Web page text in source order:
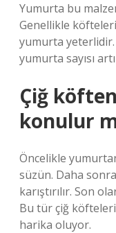
Yumurta bu
Genellikle
yumurta yeterlidir.
yumurta sayısı
Çiğ
konulur
Öncelikle
süzün. Daha
karıştırılır. Son
Bu tür çiğ
harika oluyor.